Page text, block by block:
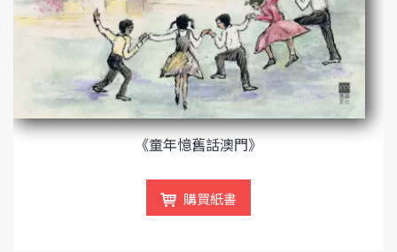
《童年憶舊話澳門》
購買紙書